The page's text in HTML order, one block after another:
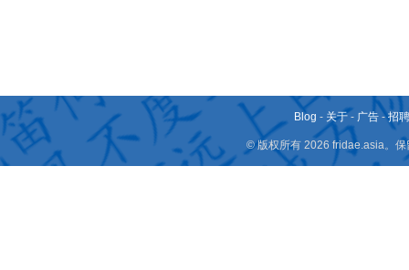
Blog - 关于 - 广告 -招
© 版权所有 2026 fridae.asia。